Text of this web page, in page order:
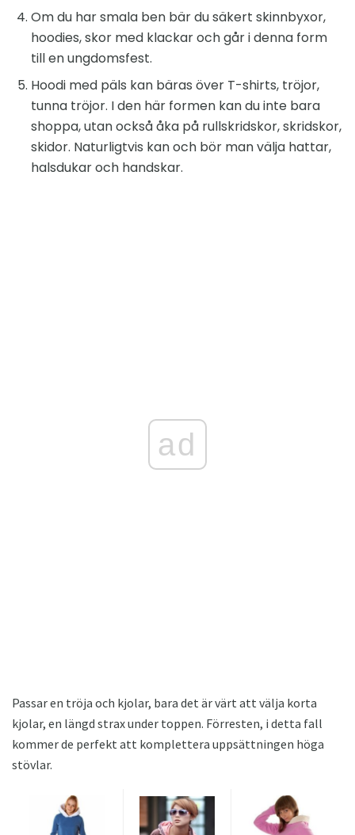
Om du har smala ben bär du säkert skinnbyxor,
hoodies, skor med klackar och går i denna form
till en ungdomsfest.
Hoodi med päls kan bäras över T-shirts, tröjor,
tunna tröjor. I den här formen kan du inte bara
shoppa, utan också åka på rullskridskor, skridskor,
skidor. Naturligtvis kan och bör man välja hattar,
halsdukar och handskar.
ad
Passar en tröja och kjolar, bara det är värt att välja korta
kjolar, en längd strax under toppen. Förresten, i detta fall
kommer de perfekt att komplettera uppsättningen höga
stövlar.